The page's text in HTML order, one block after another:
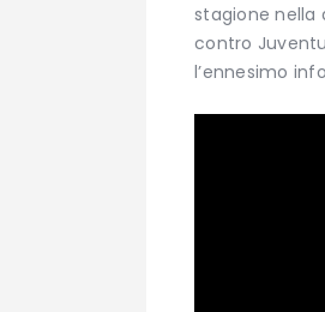
stagione nella
contro
l’ennesimo